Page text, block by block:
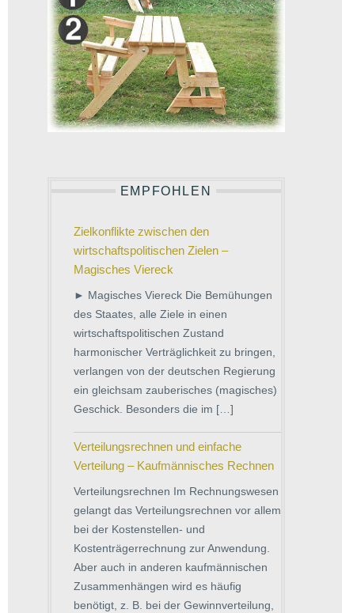
EMPFOHLEN
Zielkonflikte zwischen den
wirtschaftspolitischen Zielen –
Magisches Viereck
► Magisches Viereck Die Bemühungen
des Staates, alle Ziele in einen
wirtschaftspolitischen Zustand
harmonischer Verträglichkeit zu bringen,
verlangen von der deutschen Regierung
ein gleichsam zauberisches (magisches)
Geschick. Besonders die im […]
Verteilungsrechnen und einfache
Verteilung – Kaufmännisches Rechnen
Verteilungsrechnen Im Rechnungswesen
gelangt das Verteilungsrechnen vor allem
bei der Kostenstellen- und
Kostenträgerrechnung zur Anwendung.
Aber auch in anderen kaufmännischen
Zusammenhängen wird es häufig
benötigt, z. B. bei der Gewinnverteilung,